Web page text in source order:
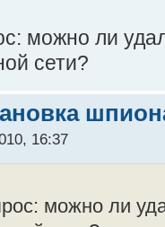
можно ли
сети?
16:37
можно ли